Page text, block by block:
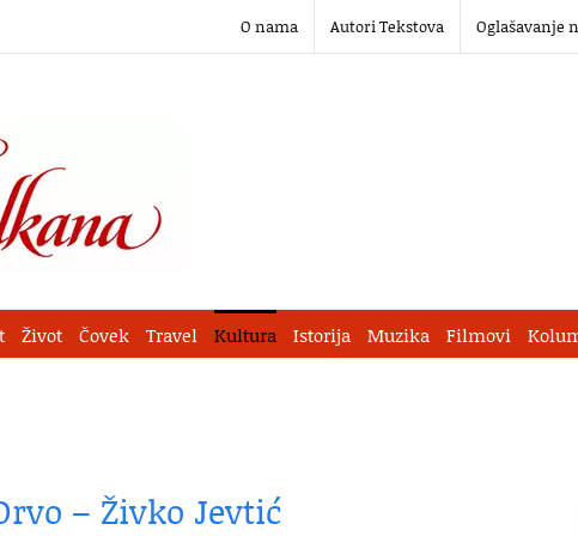
O nama Autori Tekstova Oglašavanje
Život Čovek Travel Kultura Istorija Muzika Filmovi
– Živko Jevtić